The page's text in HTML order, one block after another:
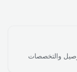
والتخصصات